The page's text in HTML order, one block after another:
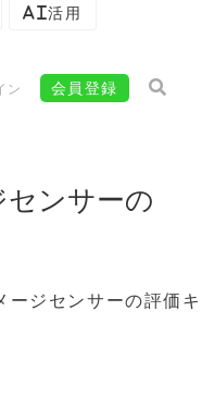
AI活用
ン 会員登録
ンサーの
ージセンサーの評価キ